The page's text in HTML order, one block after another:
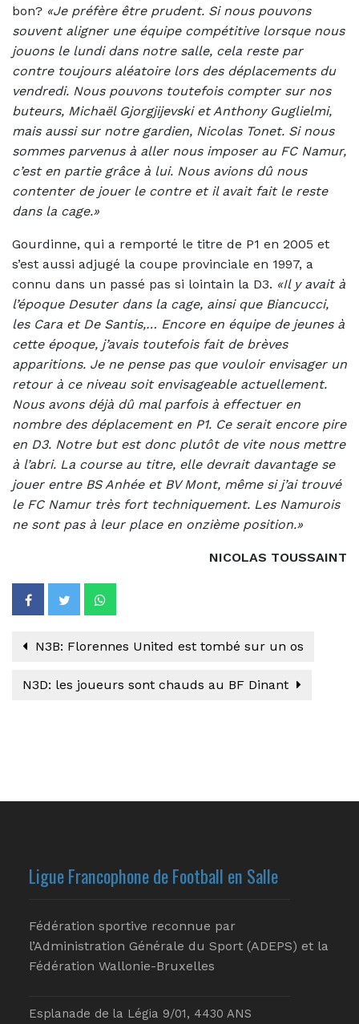
bon? «Je préfère être prudent. Si nous pouvons
souvent aligner une équipe compétitive lorsque nous
jouons le lundi dans notre salle, cela reste par
contre toujours aléatoire lors des déplacements du
vendredi. Nous pouvons toutefois compter sur nos
buteurs, Michaël Gjorgjijevski et Anthony Guglielmi,
mais aussi sur notre gardien, Nicolas Tonet. Si nous
sommes parvenus à aller nous imposer au FC Namur,
c’est en partie grâce à lui. Nous avions dû nous
contenter de jouer le contre et il avait fait le reste
dans la cage.»
Gourdinne, qui a remporté le titre de P1 en 2005 et
s’est aussi adjugé la coupe provinciale en 1997, a
connu dans un passé pas si lointain la D3. «Il y avait à
l’époque Desuter dans la cage, ainsi que Biancucci,
les Cara et De Santis,… Encore en équipe de jeunes à
cette époque, j’avais toutefois fait de brèves
apparitions. Je ne pense pas que vouloir envisager un
retour à ce niveau soit envisageable actuellement.
Nous avons déjà dû mal parfois à effectuer en
nombre des déplacement en P1. Ce serait encore pire
en D3. Notre but est donc plutôt de vite nous mettre
à l’abri. La course au titre, elle devrait davantage se
jouer entre BS Anhée et BV Mont, même si j’ai trouvé
le FC Namur très fort techniquement. Les Namurois
ne sont pas à leur place en onzième position.»
NICOLAS TOUSSAINT
N3B: Florennes United est tombé sur un os
N3D: les joueurs sont chauds au BF Dinant
Ligue Francophone de Football en Salle
Fédération sportive reconnue par
l’Administration Générale du Sport (ADEPS) et la
Fédération Wallonie-Bruxelles
Esplanade de la Légia 9/01, 4430 ANS